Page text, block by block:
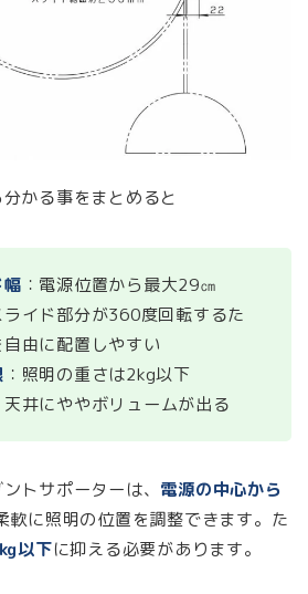
かる事をまとめると
幅 ：電源位置から最大29㎝
ライド部分が360度回転するた
由に配置しやすい
：照明の重さは2kg以下
天井にややボリュームが出る
トサポーターは、 電源の中心から
軟に照明の位置を調整できます。た
以下に抑える必要があります。